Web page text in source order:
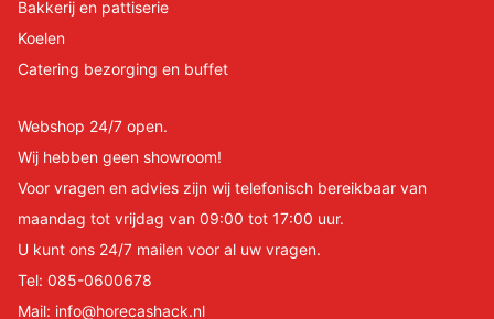
Bakkerij en pattiserie
Koelen
Catering bezorging en buffet
Webshop 24/7 open.
Wij hebben geen showroom!
Voor vragen en advies zijn wij telefonisch bereikbaar van
maandag tot vrijdag van 09:00 tot 17:00 uur.
U kunt ons 24/7 mailen voor al uw vragen.
Tel: 085-0600678
Mail: info@horecashack.nl